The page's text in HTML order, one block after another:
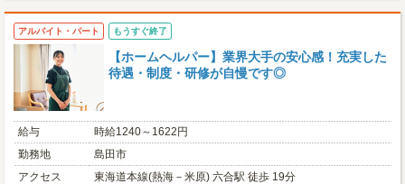
アルバイト・パート もうすぐ終了
【ホームヘルパー】業界大手の安心感！充実した
待遇・制度・研修が自慢です◎
給与
時給1240～1622円
勤務地
島田市
アクセス
東海道本線(熱海－米原) 六合駅 徒歩 19分